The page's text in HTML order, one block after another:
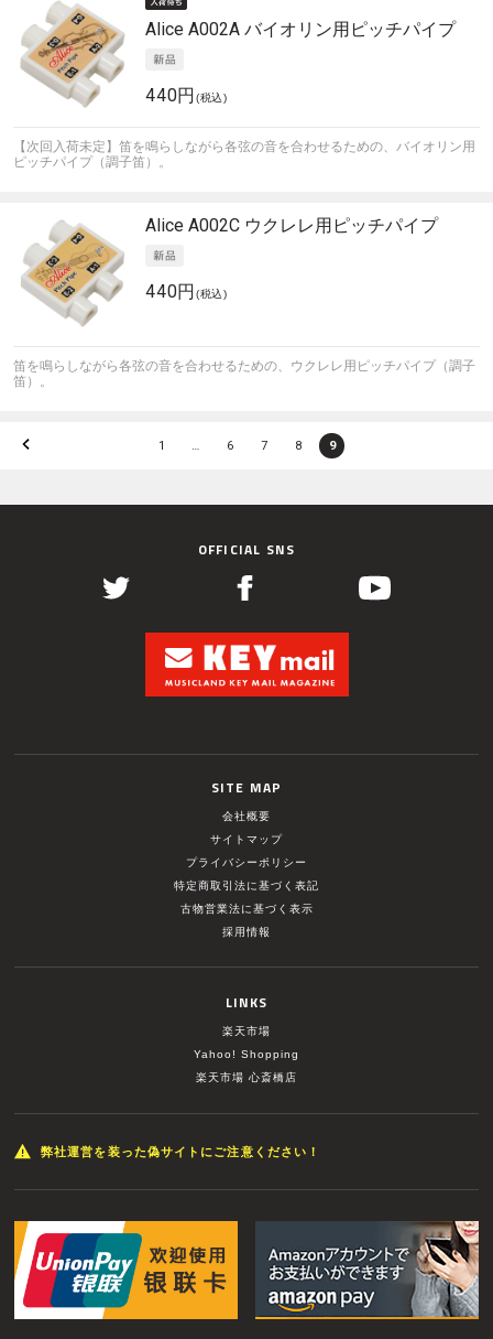
Alice A002A バイオリン用ピッチパイプ
440円(税込)
【次回入荷未定】笛を鳴らしながら各弦の音を合わせるための、バイオリン用
ピッチパイプ（調子笛）。
Alice A002C ウクレレ用ピッチパイプ
440円(税込)
笛を鳴らしながら各弦の音を合わせるための、ウクレレ用ピッチパイプ（調子
笛）。
1 … 6 7 8 9
OFFICIAL SNS
SITE MAP
会社概要
サイトマップ
プライバシーポリシー
特定商取引法に基づく表記
古物営業法に基づく表示
採用情報
LINKS
楽天市場
Yahoo! Shopping
楽天市場 心斎橋店
弊社運営を装った偽サイトにご注意ください！